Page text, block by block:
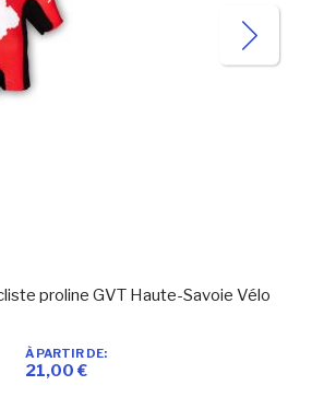
proline GVT Haute-Savoie Vélo
À PARTIR DE
21,00 €